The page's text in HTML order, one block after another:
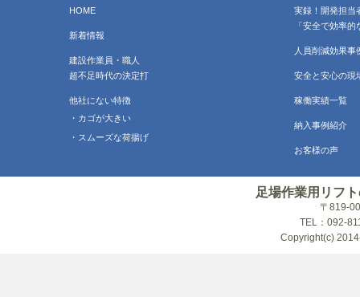
HOME
新着情報
建設作業員・職人
超不足時代の決定打
他社にない特徴
・カゴが大きい
・スムーズな荷揚げ
実録！開発担当
「安全で効率
人員削減効果事
安全と安心の現
稼働実績一覧
納入事例紹介
お客様の声
足場作業用リフ
〒819-
TEL：092-
Copyright(c)